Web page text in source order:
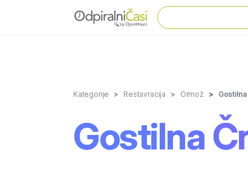
Kategorije Restavracija Ormož
Gostilna